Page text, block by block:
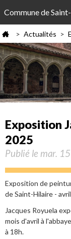
Commune de
> Actualités >
Exposition
2025
Publié le mar.
Exposition de
de Saint-Hilaire -
Jacques Royuela
mois d'avril à
à 18h.